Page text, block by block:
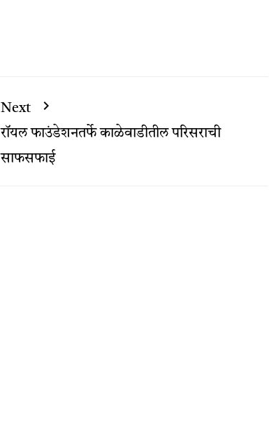
Next
रॉयल फाउंडेशनतर्फे काळेवाडीतील परिसराची
साफसफाई